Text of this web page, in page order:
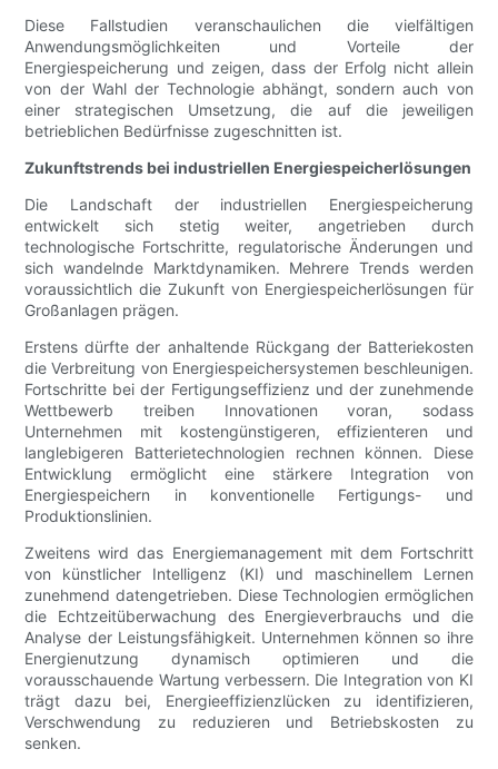
Diese Fallstudien veranschaulichen die vielfältigen
Anwendungsmöglichkeiten und Vorteile der
Energiespeicherung und zeigen, dass der Erfolg nicht allein
von der Wahl der Technologie abhängt, sondern auch von
einer strategischen Umsetzung, die auf die jeweiligen
betrieblichen Bedürfnisse zugeschnitten ist.
Zukunftstrends bei industriellen Energiespeicherlösungen
Die Landschaft der industriellen Energiespeicherung
entwickelt sich stetig weiter, angetrieben durch
technologische Fortschritte, regulatorische Änderungen und
sich wandelnde Marktdynamiken. Mehrere Trends werden
voraussichtlich die Zukunft von Energiespeicherlösungen für
Großanlagen prägen.
Erstens dürfte der anhaltende Rückgang der Batteriekosten
die Verbreitung von Energiespeichersystemen beschleunigen.
Fortschritte bei der Fertigungseffizienz und der zunehmende
Wettbewerb treiben Innovationen voran, sodass
Unternehmen mit kostengünstigeren, effizienteren und
langlebigeren Batterietechnologien rechnen können. Diese
Entwicklung ermöglicht eine stärkere Integration von
Energiespeichern in konventionelle Fertigungs- und
Produktionslinien.
Zweitens wird das Energiemanagement mit dem Fortschritt
von künstlicher Intelligenz (KI) und maschinellem Lernen
zunehmend datengetrieben. Diese Technologien ermöglichen
die Echtzeitüberwachung des Energieverbrauchs und die
Analyse der Leistungsfähigkeit. Unternehmen können so ihre
Energienutzung dynamisch optimieren und die
vorausschauende Wartung verbessern. Die Integration von KI
trägt dazu bei, Energieeffizienzlücken zu identifizieren,
Verschwendung zu reduzieren und Betriebskosten zu
senken.